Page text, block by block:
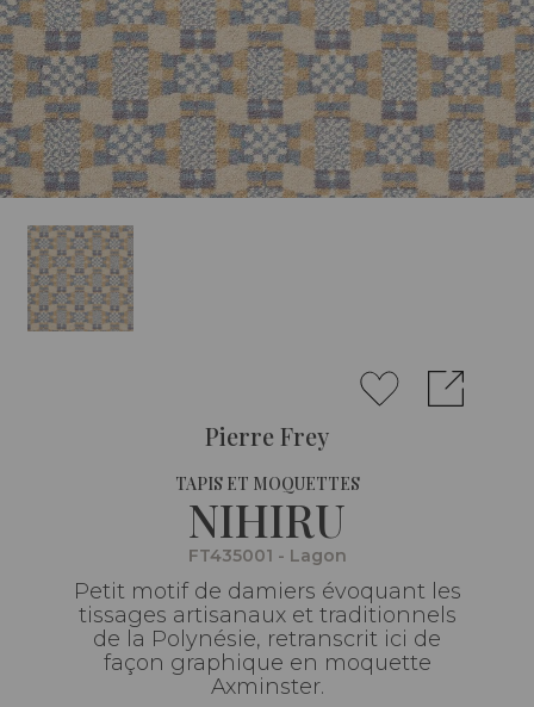
Pierre Frey
TAPIS ET MOQUETTES
NIHIRU
FT435001 - Lagon
Petit motif de damiers évoquant les
tissages artisanaux et traditionnels
de la Polynésie, retranscrit ici de
façon graphique en moquette
Axminster.